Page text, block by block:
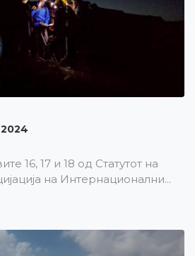
16, 17 и 18 од Статутот на
на Интернационални...